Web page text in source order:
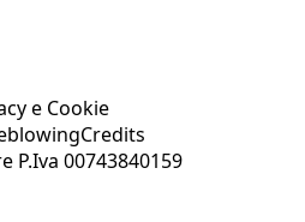
e Cookie
Credits
P.Iva 00743840159